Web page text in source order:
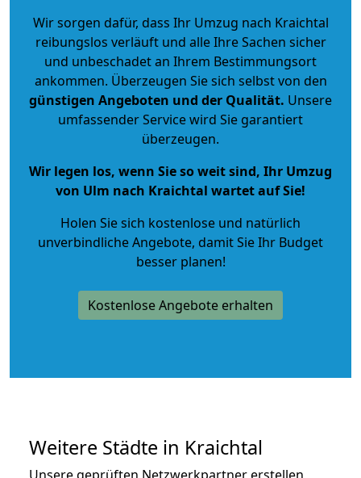
Wir sorgen dafür, dass Ihr Umzug nach Kraichtal
reibungslos verläuft und alle Ihre Sachen sicher
und unbeschadet an Ihrem Bestimmungsort
ankommen. Überzeugen Sie sich selbst von den
günstigen Angeboten und der Qualität. Unsere
umfassender Service wird Sie garantiert
überzeugen.
Wir legen los, wenn Sie so weit sind, Ihr Umzug
von Ulm nach Kraichtal wartet auf Sie!
Holen Sie sich kostenlose und natürlich
unverbindliche Angebote, damit Sie Ihr Budget
besser planen!
Kostenlose Angebote erhalten
Weitere Städte in Kraichtal
Unsere geprüften Netzwerkpartner erstellen